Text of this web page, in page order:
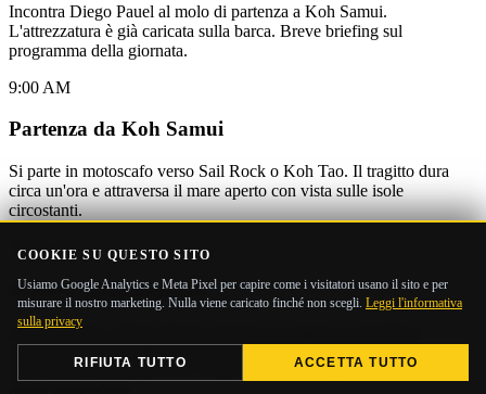
Incontra Diego Pauel al molo di partenza a Koh Samui.
L'attrezzatura è già caricata sulla barca. Breve briefing sul
programma della giornata.
9:00 AM
Partenza da Koh Samui
Si parte in motoscafo verso Sail Rock o Koh Tao. Il tragitto dura
circa un'ora e attraversa il mare aperto con vista sulle isole
circostanti.
10:00 AM
Arrivo e preparazione
Entra in acqua. Diego Pauel posiziona la sagola se desideri il
coaching di profondità, oppure ti guida nelle immersioni intorno al
sito. Briefing di sicurezza e controlli col compagno prima della
COOKIE SU QUESTO SITO
Usiamo Google Analytics e Meta Pixel per capire come i visitatori usano il sito e per
misurare il nostro marketing. Nulla viene caricato finché non scegli. Leggi l'informativa
sulla privacy
RIFIUTA TUTTO ACCETTA TUTTO